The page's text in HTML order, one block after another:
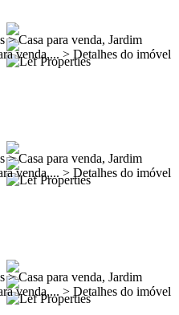
>Casa para venda, Jardim
venda,... > Detalhes do imóvel
>Casa para venda, Jardim
venda,... > Detalhes do imóvel
>Casa para venda, Jardim
venda,... > Detalhes do imóvel